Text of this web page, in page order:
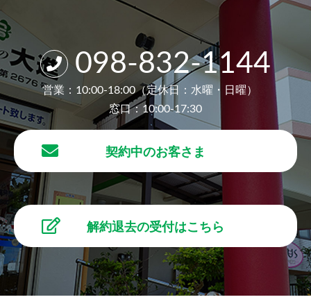
098-832-1144
営業：10:00-18:00（定休日：水曜・日曜）
窓口：10:00-17:30
契約中のお客さま
解約退去の受付はこちら